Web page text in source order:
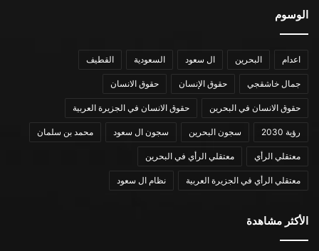
الوسوم
اعدام البحرين ال سعود السعودية القطيف
جمال خاشقجي حقوق الإنسان حقوق الانسان
حقوق الانسان في البحرين حقوق الانسان في الجزيرة العربية
رؤية 2030 سجون البحرين سجون ال سعود محمد بن سلمان
معتقلي الرأي معتقلي الرأي في البحرين
معتقلي الرأي في الجزيرة العربية نظام ال سعود
الأكثر مشاهدة